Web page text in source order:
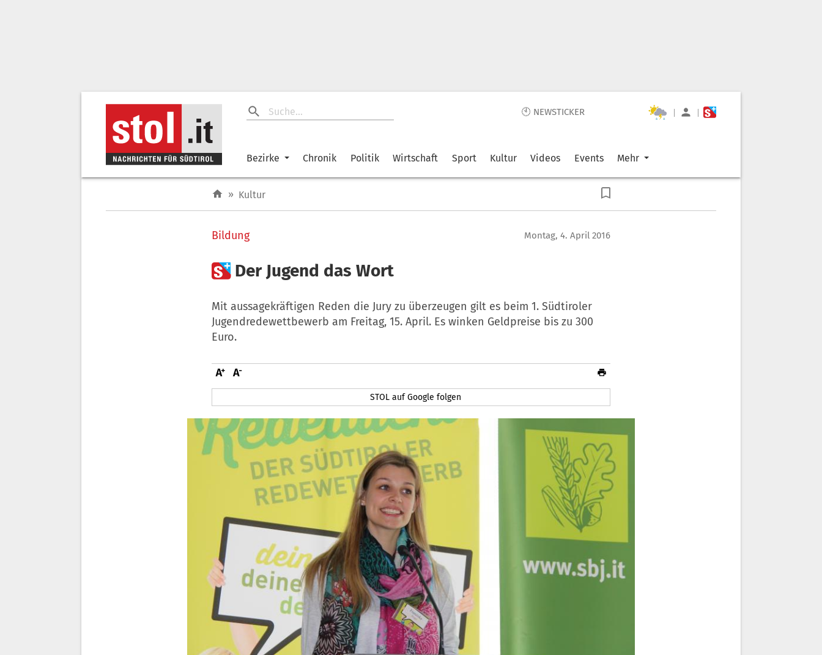
🕙 NEWSTICKER | |
Bezirke Chronik Politik Wirtschaft Sport Kultur Videos Events Mehr
» Kultur
Bildung Montag, 4. April 2016
 Der Jugend das Wort
Mit aussagekräftigen Reden die Jury zu überzeugen gilt es beim 1. Südtiroler
Jugendredewettbewerb am Freitag, 15. April. Es winken Geldpreise bis zu 300
Euro.
STOL auf Google folgen